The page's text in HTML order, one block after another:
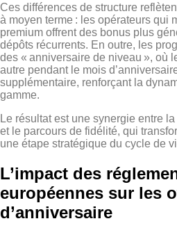
Ces différences de structure
à moyen terme : les opérateurs qui
premium offrent des bonus plus
dépôts récurrents. En outre, les
des « anniversaire de niveau », où
autre pendant le mois
supplémentaire, renforçant la
gamme.
Le résultat est une synergie entre
et le parcours de fidélité, qui
une étape stratégique du cycle de
L’impact des
européennes sur les
d’anniversaire